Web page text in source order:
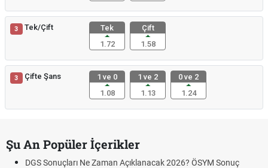
3 Tek/Çift
Tek
1.72
Çift
1.58
3 Çifte Şans
1 ve 0
1.08
1 ve 2
1.13
0 ve 2
1.24
Şu An Popüler İçerikler
DGS Sonuçları Ne Zaman Açıklanacak 2026? ÖSYM Sonuç